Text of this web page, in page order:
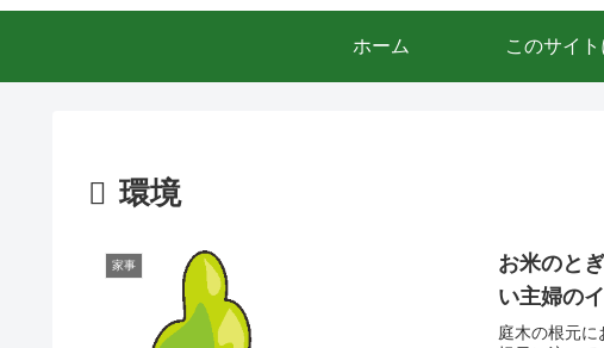
ホーム このサイ
環境
家事
お米のと
い主婦の
庭木の根元